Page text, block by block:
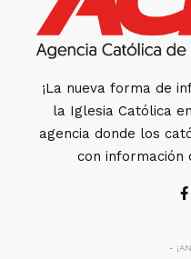
¡La nueva forma de
la Iglesia Católica
agencia donde los
con información
-